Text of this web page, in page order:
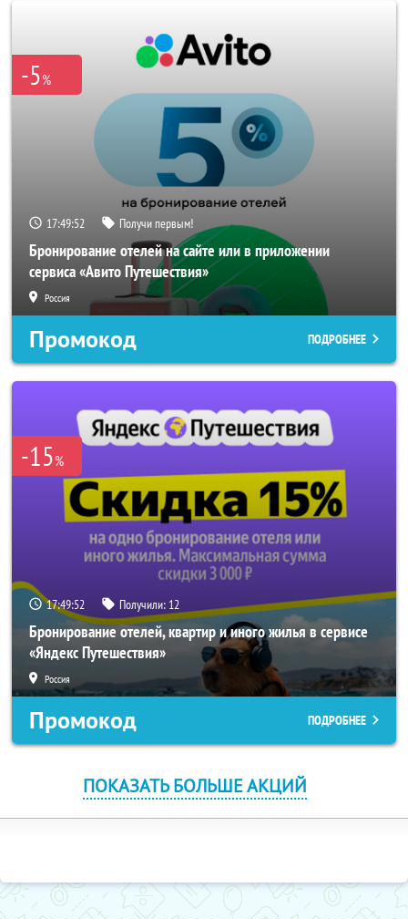
-5%
17:49:52 Получи первым!
Бронирование отелей на сайте или в приложении
сервиса «Авито Путешествия»
Россия
Промокод ПОДРОБНЕЕ
-15%
17:49:52 Получили: 12
Бронирование отелей, квартир и иного жилья в сервисе
«Яндекс Путешествия»
Россия
Промокод ПОДРОБНЕЕ
ПОКАЗАТЬ БОЛЬШЕ АКЦИЙ